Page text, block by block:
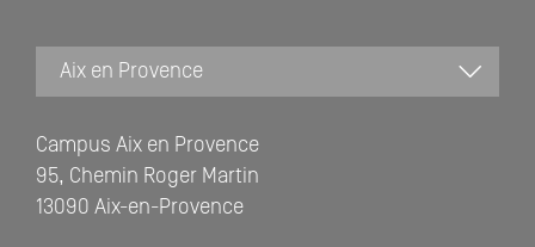
Campus Aix en Provence
95, Chemin Roger Martin
13090 Aix-en-Provence